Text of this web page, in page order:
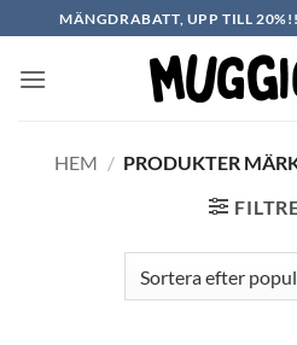
to
content
MÄNGDRABATT, UPP TILL
HEM / PRODUKTER